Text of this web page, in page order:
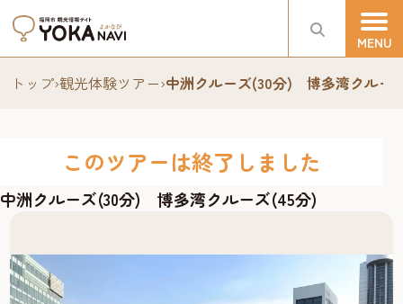
トップ›観光体験ツアー›中洲クルーズ(30分) 博多湾クルー
このツアーは終了しました
中洲クルーズ(30分) 博多湾クルーズ(45分)